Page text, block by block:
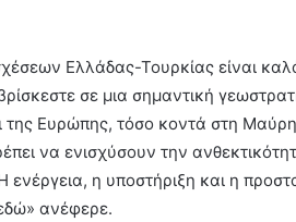
Ελλάδας-Τουρκίας είναι
σε μια σημαντική
της Ευρώπης, τόσο κοντά στη Μαύρη
να ενισχύσουν την
ενέργεια, η υποστήριξη και η
ανέφερε.